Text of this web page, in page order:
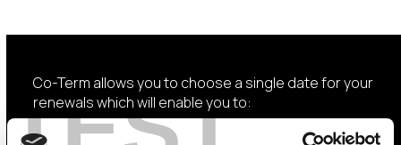
Co-Term allows you to choose a single date for your
renewals which will enable you to: